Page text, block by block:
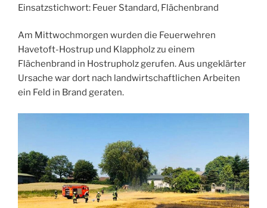
Einsatzstichwort: Feuer Standard, Flächenbrand
Am Mittwochmorgen wurden die Feuerwehren
Havetoft-Hostrup und Klappholz zu einem
Flächenbrand in Hostrupholz gerufen. Aus ungeklärter
Ursache war dort nach landwirtschaftlichen Arbeiten
ein Feld in Brand geraten.